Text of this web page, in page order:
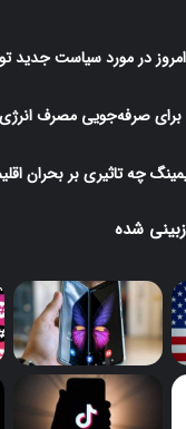
در مورد سیاست جدید
برای صرفه‌جویی مصرف
چه تاثیری بر بحران
شده